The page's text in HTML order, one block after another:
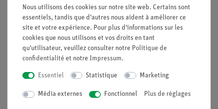
Principe
Démontrer la construction et le mode de fonctionnement d'un
engrenage à roue dentée en utilisant un train d'engrenages
simple.
Avantages
Optimisé pour les expériences de démonstration :
Nous utilisons des cookies sur notre site web. Certains sont
essentiels, tandis que d'autres nous aident à améliorer ce
site et votre expérience. Pour plus d'informations sur les
cookies que nous utilisons et vos droits en tant
qu'utilisateur, veuillez consulter notre Politique de
confidentialité et notre Impressum.
Essentiel Statistique Marketing
Média externes Fonctionnel Plus de réglages